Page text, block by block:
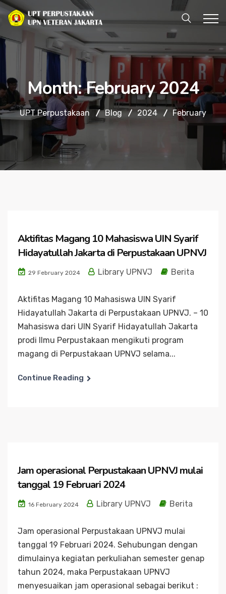
Month:February 2024
UPT Perpustakaan Blog 2024 February
Aktifitas Magang 10 Mahasiswa UIN Syarif
Hidayatullah Jakarta di Perpustakaan UPNVJ
29 February 2024 Library UPNVJ Berita
Aktifitas Magang 10 Mahasiswa UIN Syarif
Hidayatullah Jakarta di Perpustakaan UPNVJ. – 10
Mahasiswa dari UIN Syarif Hidayatullah Jakarta
prodi Ilmu Perpustakaan mengikuti program
magang di Perpustakaan UPNVJ selama...
Continue Reading
Jam operasional Perpustakaan UPNVJ mulai
tanggal 19 Februari 2024
16 February 2024 Library UPNVJ Berita
Jam operasional Perpustakaan UPNVJ mulai
tanggal 19 Februari 2024. Sehubungan dengan
dimulainya kegiatan perkuliahan semester genap
tahun 2024, maka Perpustakaan UPNVJ
menyesuaikan jam operasional sebagai berikut :